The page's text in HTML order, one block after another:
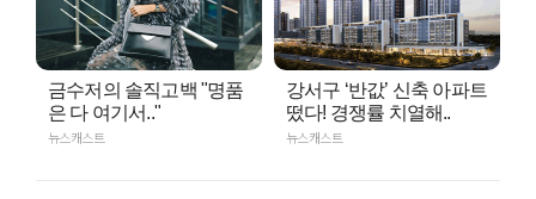
금수저의 솔직고백 "명품
은 다 여기서.."
뉴스캐스트
강서구 ‘반값’ 신축 아파트
떴다! 경쟁률 치열해..
뉴스캐스트